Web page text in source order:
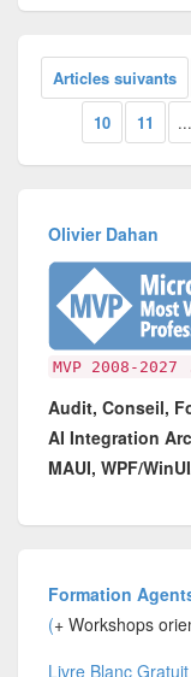
Articles suivants
10
11 ...
Olivier Dahan
MVP 2008-2027
Audit, Conseil,
AI Integration
MAUI, WPF/
Formation
(+ Workshops
Livre Blanc Gratuit